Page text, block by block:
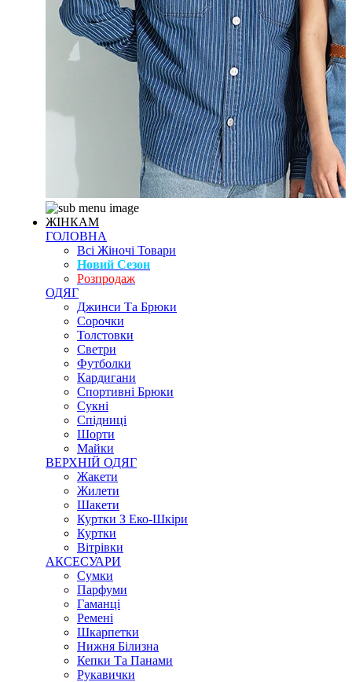
ЖІНКАМ
ГОЛОВНА
Всі Жіночі Товари
Новий Сезон
Розпродаж
ОДЯГ
Джинси Та Брюки
Сорочки
Толстовки
Светри
Футболки
Кардигани
Спортивні Брюки
Сукні
Спідниці
Шорти
Майки
ВЕРХНІЙ ОДЯГ
Жакети
Жилети
Шакети
Куртки З Еко-Шкіри
Куртки
Вітрівки
АКСЕСУАРИ
Сумки
Парфуми
Гаманці
Ремені
Шкарпетки
Нижня Білизна
Кепки Та Панами
Рукавички